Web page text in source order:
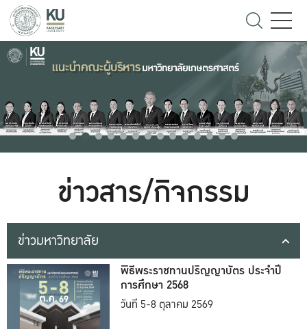
ข่าวสาร/กิจกรรม
ข่าวมหาวิทยาลัย
พิธีพระราชทานปริญญาบัตร ประจำปี
การศึกษา 2568
วันที่ 5-8 ตุลาคม 2569